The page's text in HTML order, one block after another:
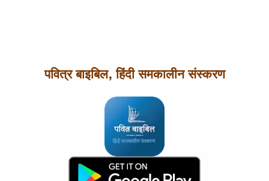
पवित्र बाइबिल, हिंदी समकालीन संस्करण